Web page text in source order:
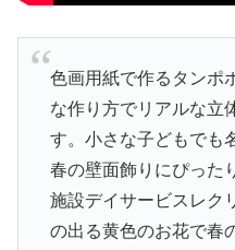
色画用紙で作るタンポ
な作り方でリアルな立
す。小さな子どもでも
春の壁面飾りにぴった
施設デイサービスレク
の出る黄色のお花で春